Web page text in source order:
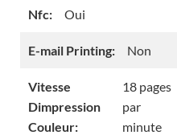
Nfc: Oui
E-mail Printing: Non
Vitesse
Dimpression
Couleur:
18 pages
par
minute